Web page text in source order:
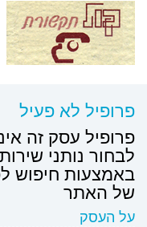
פרופיל לא פעיל
פרופיל עסק זה
לבחור נותני
באמצעות חיפוש
של האתר
על העסק